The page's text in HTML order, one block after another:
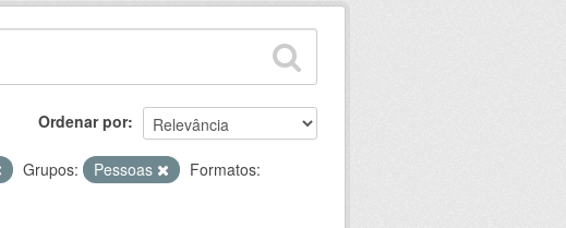
Ordenar por
Grupos: Pessoas
Formatos: